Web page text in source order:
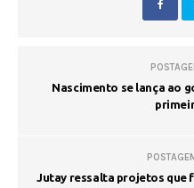
Nascimento se lança ao
Jutay ressalta projetos que